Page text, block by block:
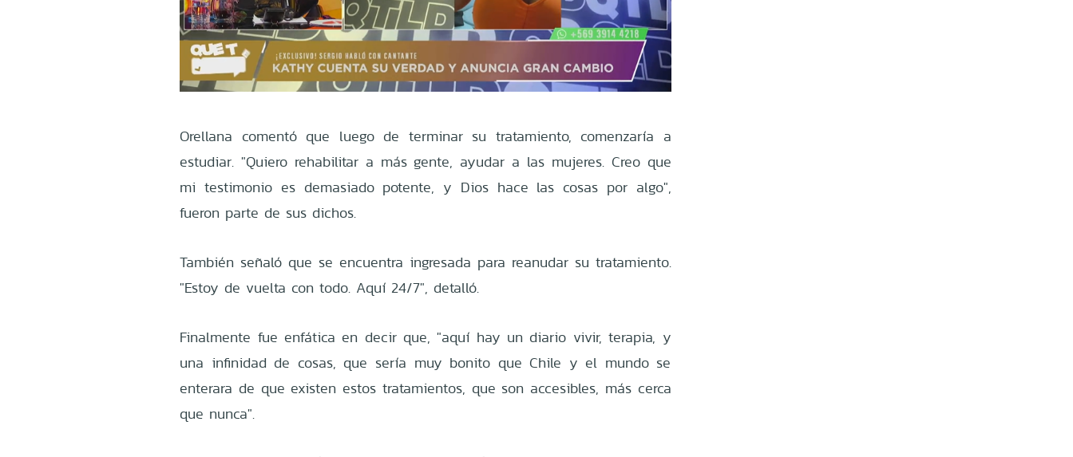
Orellana comentó que luego de terminar su tratamiento, comenzaría a
estudiar. "Quiero rehabilitar a más gente, ayudar a las mujeres. Creo que
mi testimonio es demasiado potente, y Dios hace las cosas por algo",
fueron parte de sus dichos.
También señaló que se encuentra ingresada para reanudar su tratamiento.
"Estoy de vuelta con todo. Aquí 24/7", detalló.
Finalmente fue enfática en decir que, "aquí hay un diario vivir, terapia, y
una infinidad de cosas, que sería muy bonito que Chile y el mundo se
enterara de que existen estos tratamientos, que son accesibles, más cerca
que nunca".